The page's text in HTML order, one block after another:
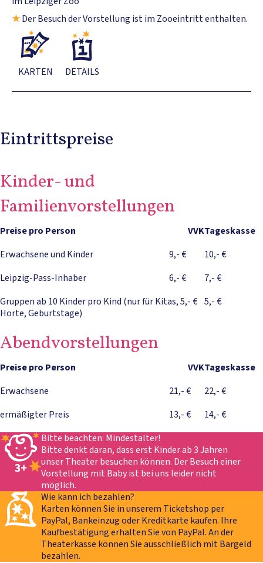
★Der Besuch der Vorstellung ist im Zooeintritt enthalten.
KARTEN DETAILS
Eintrittspreise
Kinder- und
Familienvorstellungen
Preise pro Person VVKTageskasse
Erwachsene und Kinder
9,- €
10,- €
Leipzig-Pass-Inhaber
6,- €
7,- €
Gruppen ab 10 Kinder pro Kind (nur für Kitas,
Horte, Geburtstage)
5,- € 5,- €
Abendvorstellungen
Preise pro Person VVKTageskasse
Erwachsene
21,- €
22,- €
ermäßigter Preis
13,- €
14,- €
Bitte beachten: Mindestalter!
Bitte denkt daran, dass erst Kinder ab 3 Jahren
unser Theater besuchen können. Der Besuch einer
Vorstellung mit Baby ist bei uns leider nicht
möglich.
Wie kann ich bezahlen?
Karten können Sie in unserem Ticketshop per
PayPal, Bankeinzug oder Kreditkarte kaufen. Ihre
Kaufbestätigung erhalten Sie von PayPal. An der
Theater­kasse können Sie ausschließlich mit Bargeld
bezahlen.